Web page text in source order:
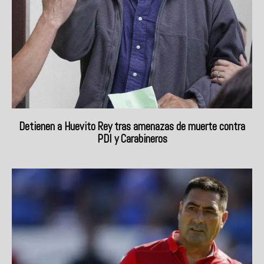
Detienen a Huevito Rey tras amenazas de muerte contra
PDI y Carabineros